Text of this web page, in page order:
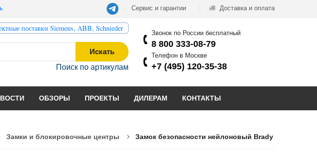
Сервис и гарантии Доставка и оплата
поставки Siemens, ABB, Schnieder
Искать
Поиск по артикулам
Звонок по России бесплатный
8 800 333-08-79
Телефон в Москве
+7 (495) 120-35-38
ОБЗОРЫ ПРОЕКТЫ ДИЛЕРАМ КОНТАКТЫ
Замки и блокировочные центры Замок безопасности нейлоновый Brady